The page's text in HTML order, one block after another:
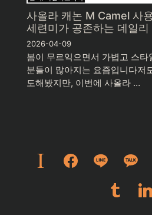
사올라 캐논 M Camel 사
세련미가 공존하는 데일리
2026-04-09
봄이 무르익으면서 가볍고 스
분들이 많아지는 요즘입니다저
도해봤지만, 이번에 사올라 …